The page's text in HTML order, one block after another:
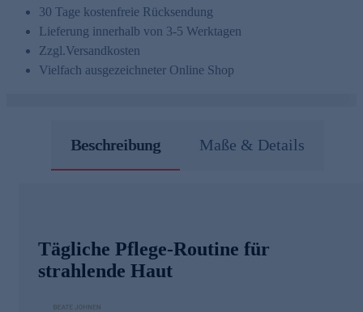
30 Tage kostenfreie Rücksendung
Lieferung innerhalb von 3-5 Werktagen
Zzgl.Versandkosten
Vielfach ausgezeichneter Online Shop
Beschreibung Maße & Details
Tägliche Pflege-Routine für
strahlende Haut